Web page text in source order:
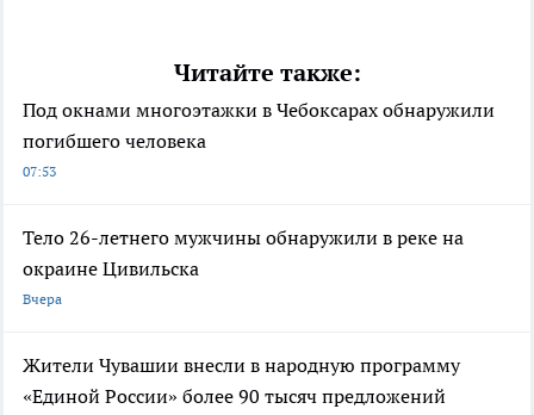
Читайте также:
Под окнами многоэтажки в Чебоксарах обнаружили
погибшего человека
07:53
Тело 26-летнего мужчины обнаружили в реке на
окраине Цивильска
Вчера
Жители Чувашии внесли в народную программу
«Единой России» более 90 тысяч предложений